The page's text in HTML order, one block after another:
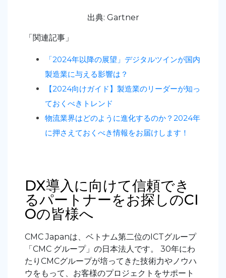
出典: Gartner
「関連記事」
「2024年以降の展望」デジタルツインが国内
製造業に与える影響は？
【2024向けガイド】製造業のリーダーが知っ
ておくべきトレンド
物流業界はどのように進化するのか？2024年
に押さえておくべき情報をお届けします！
DX導入に向けて信頼でき
るパートナーをお探しのCI
Oの皆様へ
CMC Japanは、ベトナム第二位のICTグループ
「CMC グループ」の日本法人です。 30年にわ
たりCMCグループが培ってきた技術力やノウハ
ウをもって、お客様のプロジェクトをサポート